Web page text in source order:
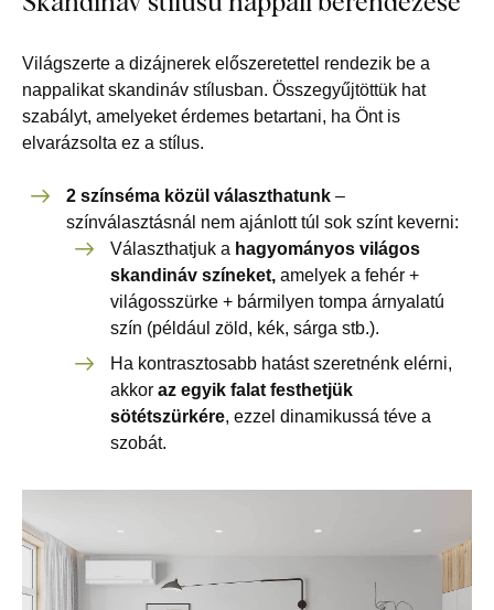
Világszerte a dizájnerek előszeretettel rendezik be a
nappalikat skandináv stílusban. Összegyűjtöttük hat
szabályt, amelyeket érdemes betartani, ha Önt is
elvarázsolta ez a stílus.
2 színséma közül választhatunk –
színválasztásnál nem ajánlott túl sok színt keverni:
Választhatjuk a hagyományos világos
skandináv színeket, amelyek a fehér +
világosszürke + bármilyen tompa árnyalatú
szín (például zöld, kék, sárga stb.).
Ha kontrasztosabb hatást szeretnénk elérni,
akkor az egyik falat festhetjük
sötétszürkére, ezzel dinamikussá téve a
szobát.